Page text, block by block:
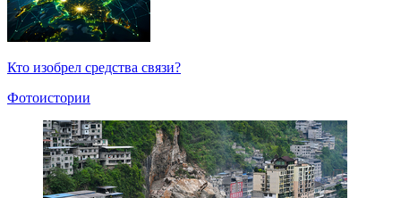
Кто изобрел средства связи?
Фотоистории